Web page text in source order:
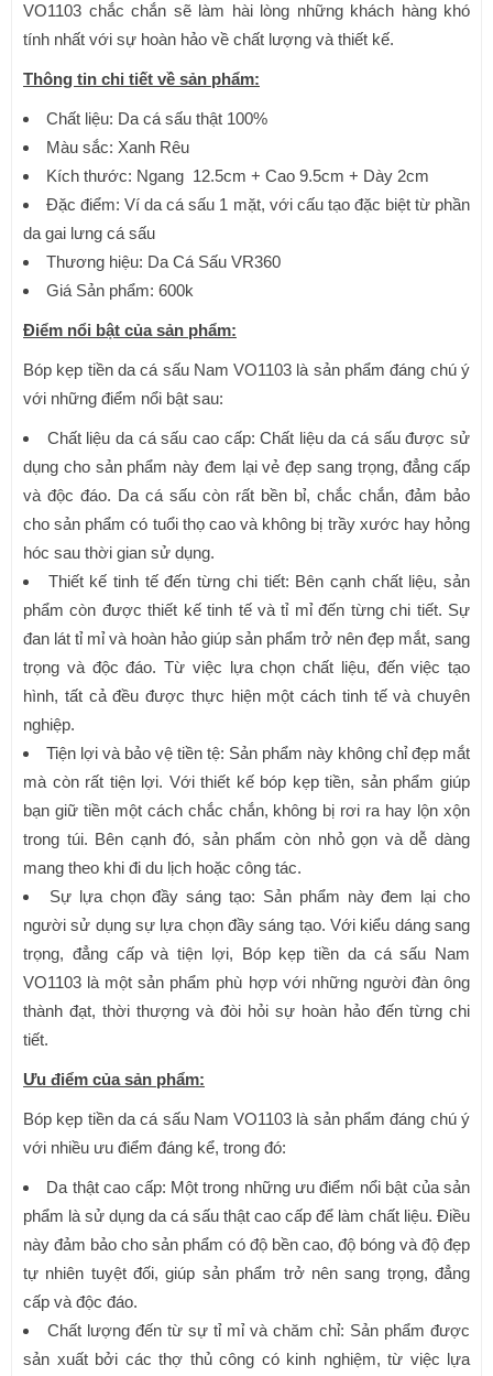
VO1103 chắc chắn sẽ làm hài lòng những khách hàng khó
tính nhất với sự hoàn hảo về chất lượng và thiết kế.
Thông tin chi tiết về sản phẩm:
Chất liệu: Da cá sấu thật 100%
Màu sắc: Xanh Rêu
Kích thước: Ngang 12.5cm + Cao 9.5cm + Dày 2cm
Đặc điểm: Ví da cá sấu 1 mặt, với cấu tạo đặc biệt từ phần
da gai lưng cá sấu
Thương hiệu: Da Cá Sấu VR360
Giá Sản phẩm: 600k
Điểm nổi bật của sản phẩm:
Bóp kẹp tiền da cá sấu Nam VO1103 là sản phẩm đáng chú ý
với những điểm nổi bật sau:
Chất liệu da cá sấu cao cấp: Chất liệu da cá sấu được sử
dụng cho sản phẩm này đem lại vẻ đẹp sang trọng, đẳng cấp
và độc đáo. Da cá sấu còn rất bền bỉ, chắc chắn, đảm bảo
cho sản phẩm có tuổi thọ cao và không bị trầy xước hay hỏng
hóc sau thời gian sử dụng.
Thiết kế tinh tế đến từng chi tiết: Bên cạnh chất liệu, sản
phẩm còn được thiết kế tinh tế và tỉ mỉ đến từng chi tiết. Sự
đan lát tỉ mỉ và hoàn hảo giúp sản phẩm trở nên đẹp mắt, sang
trọng và độc đáo. Từ việc lựa chọn chất liệu, đến việc tạo
hình, tất cả đều được thực hiện một cách tinh tế và chuyên
nghiệp.
Tiện lợi và bảo vệ tiền tệ: Sản phẩm này không chỉ đẹp mắt
mà còn rất tiện lợi. Với thiết kế bóp kẹp tiền, sản phẩm giúp
bạn giữ tiền một cách chắc chắn, không bị rơi ra hay lộn xộn
trong túi. Bên cạnh đó, sản phẩm còn nhỏ gọn và dễ dàng
mang theo khi đi du lịch hoặc công tác.
Sự lựa chọn đầy sáng tạo: Sản phẩm này đem lại cho
người sử dụng sự lựa chọn đầy sáng tạo. Với kiểu dáng sang
trọng, đẳng cấp và tiện lợi, Bóp kẹp tiền da cá sấu Nam
VO1103 là một sản phẩm phù hợp với những người đàn ông
thành đạt, thời thượng và đòi hỏi sự hoàn hảo đến từng chi
tiết.
Ưu điểm của sản phẩm:
Bóp kẹp tiền da cá sấu Nam VO1103 là sản phẩm đáng chú ý
với nhiều ưu điểm đáng kể, trong đó:
Da thật cao cấp: Một trong những ưu điểm nổi bật của sản
phẩm là sử dụng da cá sấu thật cao cấp để làm chất liệu. Điều
này đảm bảo cho sản phẩm có độ bền cao, độ bóng và độ đẹp
tự nhiên tuyệt đối, giúp sản phẩm trở nên sang trọng, đẳng
cấp và độc đáo.
Chất lượng đến từ sự tỉ mỉ và chăm chỉ: Sản phẩm được
sản xuất bởi các thợ thủ công có kinh nghiệm, từ việc lựa